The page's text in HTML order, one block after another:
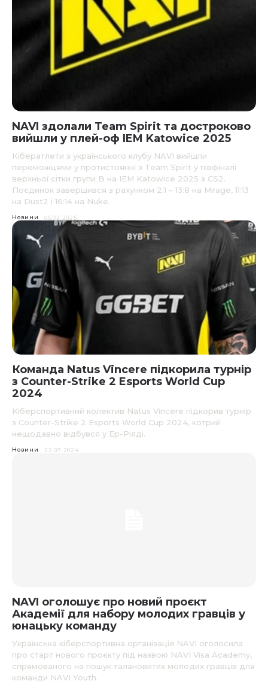
NAVI здолали Team Spirit та достроково
вийшли у плей-оф IEM Katowice 2025
Кібератлети з українського клубу NAVI вийшли
переможцями у протистоянні з Team Spirit у півфіналі
верхньої сітки групи B на IEM Katowice 2025 з CS2.
Поєдинок завершився з рахунком 2:1 – 13:8 на Mirage, 11:13
на Dust2 і 16:14 на Nuke.
Новини 05.02.2025
Команда Natus Vincere підкорила турнір
з Counter-Strike 2 Esports World Cup
2024
Кіберспортивний колектив Natus Vincere підкорив турнір
з Counter-Strike 2 Esports World Cup 2024, котрий
нещодавно відбувся у Ер-Ріяді.
Новини 22.07.2024
NAVI оголошує про новий проєкт
Академії для набору молодих гравців у
юнацьку команду
Українська кіберспортивна організація NAVI оголосила
про старт нового проєкту під назвою NAVI Visa Academy,
спрямованого на пошук талановитих молодих гравців для
команди NAVI Youth.